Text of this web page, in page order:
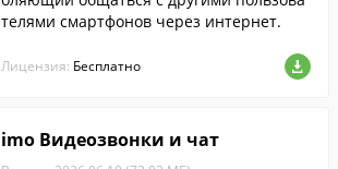
телями смартфонов через интернет.
Лицензия: Бесплатно
imo Видеозвонки и чат